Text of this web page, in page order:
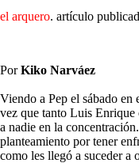
el arquero. artículo
PorKiko Narváez
Viendo a Pep el sábado
vez que tanto Luis Enrique
a nadie en la
planteamiento por tener
como les llegó a suceder